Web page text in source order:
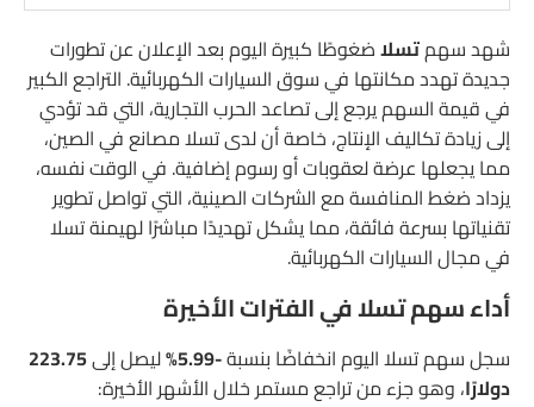
شهد سهمتسلاضغوطًا كبيرة اليوم بعد الإعلان عن تطورات
جديدة تهدد مكانتها في سوق السيارات الكهربائية. التراجع الكبير
في قيمة السهم يرجع إلى تصاعد الحرب التجارية، التي قد تؤدي
إلى زيادة تكاليف الإنتاج، خاصة أن لدى تسلا مصانع في الصين،
مما يجعلها عرضة لعقوبات أو رسوم إضافية. في الوقت نفسه،
يزداد ضغط المنافسة مع الشركات الصينية، التي تواصل تطوير
تقنياتها بسرعة فائقة، مما يشكل تهديدًا مباشرًا لهيمنة تسلا
في مجال السيارات الكهربائية.
أداء سهم تسلا في الفترات الأخيرة
سجل سهم تسلا اليوم انخفاضًا بنسبة-5.99% ليصل إلى223.75
دولارًا، وهو جزء من تراجع مستمر خلال الأشهر الأخيرة: